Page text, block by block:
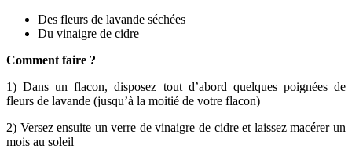
Des fleurs de lavande séchées
Du vinaigre de cidre
Comment faire ?
1) Dans un flacon, disposez tout d’abord quelques poignées de
fleurs de lavande (jusqu’à la moitié de votre flacon)
2) Versez ensuite un verre de vinaigre de cidre et laissez macérer un
mois au soleil